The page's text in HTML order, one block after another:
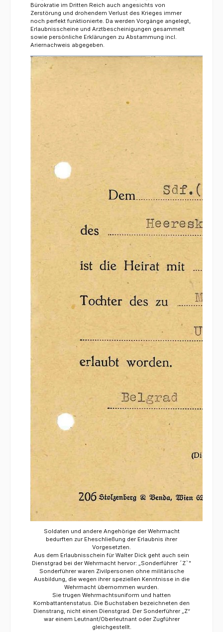
Bürokratie im Dritten Reich auch angesichts von
Zerstörung und drohendem Verlust des Krieges immer
noch perfekt funktionierte. Da werden Vorgänge angelegt,
Erlaubnisscheine und Arztbescheinigungen gesammelt
sowie persönliche Erklärungen zu Abstammung incl.
Ariernachweis abgegeben.
Soldaten und andere Angehörige der Wehrmacht
bedurften zur Eheschließung der Erlaubnis ihrer
Vorgesetzten.
Aus dem Erlaubnisschein für Walter Dick geht auch sein
Dienstgrad bei der Wehrmacht hervor: „Sonderführer ´Z`"
Sonderführer waren Zivilpersonen ohne militärische
Ausbildung, die wegen ihrer speziellen Kenntnisse in die
Wehrmacht übernommen wurden.
Sie trugen Wehrmachtsuniform und hatten
Kombattantenstatus. Die Buchstaben bezeichneten den
Dienstrang, nicht einen Dienstgrad. Der Sonderführer „Z“
war einem Leutnant/Oberleutnant oder Zugführer
gleichgestellt.